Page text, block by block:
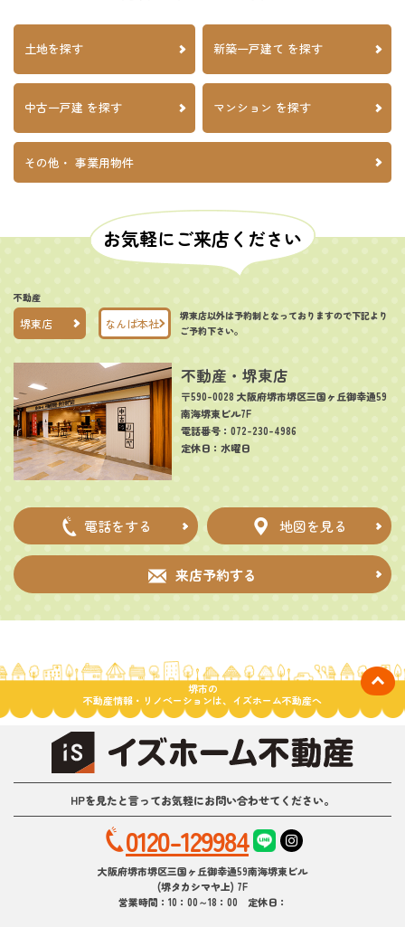
土地を探す
中古一戸建 を探す
新築一戸建て を探す
マンション を探す
その他・ 事業用物件
お気軽にご来店ください
不動産
堺東店 なんば本社
堺東店以外は予約制となっておりますので下記より
ご予約下さい。
不動産・堺東店
〒590-0028 大阪府堺市堺区三国ヶ丘御幸通59
南海堺東ビル7F
電話番号：072-230-4986
定休日：水曜日
電話をする 地図を見る
来店予約する
堺市の
不動産情報・リノベーションは、イズホーム不動産へ
HPを見たと言ってお気軽にお問い合わせてください。
0120-129984
大阪府堺市堺区三国ヶ丘御幸通59南海堺東ビル
(堺タカシマヤ上) 7F
営業時間：10：00～18：00 定休日：